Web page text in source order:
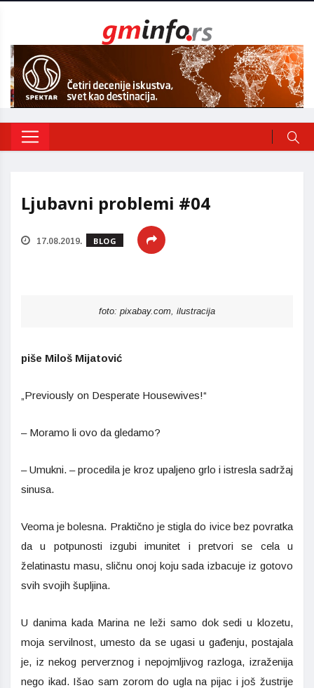
Ljubavni problemi #04
17.08.2019. BLOG
foto: pixabay.com, ilustracija
piše Miloš Mijatović
„Previously on Desperate Housewives!“
– Moramo li ovo da gledamo?
– Umukni. – procedila je kroz upaljeno grlo i istresla sadržaj
sinusa.
Veoma je bolesna. Praktično je stigla do ivice bez povratka
da u potpunosti izgubi imunitet i pretvori se cela u
želatinastu masu, sličnu onoj koju sada izbacuje iz gotovo
svih svojih šupljina.
U danima kada Marina ne leži samo dok sedi u klozetu,
moja servilnost, umesto da se ugasi u gađenju, postajala
je, iz nekog perverznog i nepojmljivog razloga, izraženija
nego ikad. Išao sam zorom do ugla na pijac i još žustrije